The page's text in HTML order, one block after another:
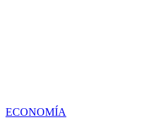
ECONOMÍA